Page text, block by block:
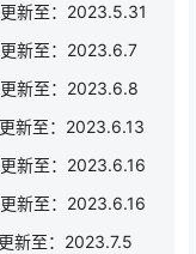
新至：2023.5.31
新至：2023.6.7
新至：2023.6.8
新至：2023.6.13
新至：2023.6.16
新至：2023.6.16
新至：2023.7.5